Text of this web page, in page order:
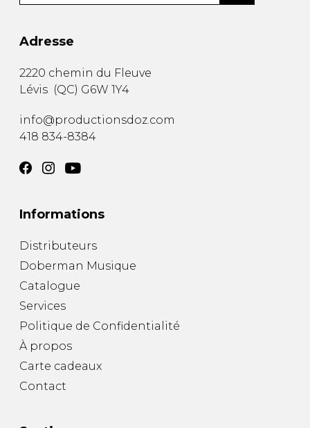
Adresse
2220 chemin du Fleuve
Lévis (QC) G6W 1Y4
info@productionsdoz.com
418 834-8384
Informations
Distributeurs
Doberman Musique
Catalogue
Services
Politique de Confidentialité
À propos
Carte cadeaux
Contact